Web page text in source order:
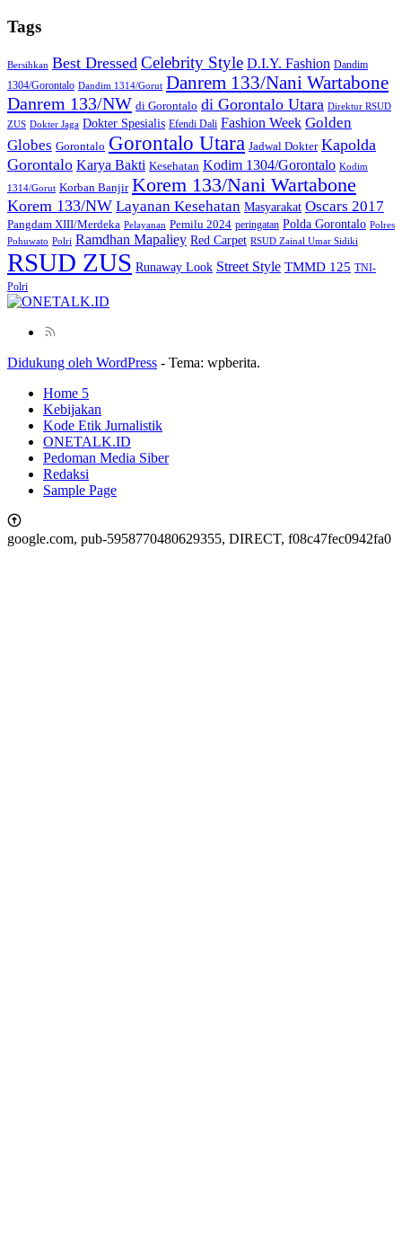
Tags
Bersihkan Best Dressed Celebrity Style D.I.Y. Fashion Dandim
1304/Gorontalo Dandim 1314/Gorut Danrem 133/Nani Wartabone
Danrem 133/NW di Gorontalo di Gorontalo Utara Direktur RSUD
ZUS Dokter Jaga Dokter Spesialis Efendi Dali Fashion Week Golden
Globes Gorontalo Gorontalo Utara Jadwal Dokter Kapolda
Gorontalo Karya Bakti Kesehatan Kodim 1304/Gorontalo Kodim
1314/Gorut Korban Banjir Korem 133/Nani Wartabone
Korem 133/NW Layanan Kesehatan Masyarakat Oscars 2017
Pangdam XIII/Merdeka Pelayanan Pemilu 2024 peringatan Polda Gorontalo Polres
Pohuwato Polri Ramdhan Mapaliey Red Carpet RSUD Zainal Umar Sidiki
RSUD ZUS Runaway Look Street Style TMMD 125 TNI-
Polri
Didukung oleh WordPress - Tema: wpberita.
Home 5
Kebijakan
Kode Etik Jurnalistik
ONETALK.ID
Pedoman Media Siber
Redaksi
Sample Page
google.com, pub-5958770480629355, DIRECT, f08c47fec0942fa0